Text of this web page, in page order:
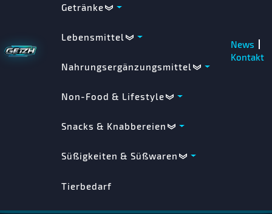
Getränke
Lebensmittel
Nahrungsergänzungsmittel
Non-Food & Lifestyle
Snacks & Knabbereien
Süßigkeiten & Süßwaren
Tierbedarf
News
Kontakt